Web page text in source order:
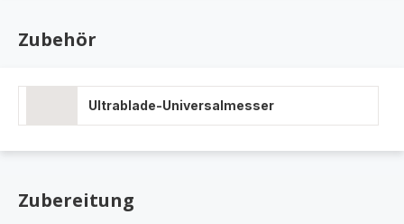
Zubehör
Ultrablade-Universalmesser
Zubereitung